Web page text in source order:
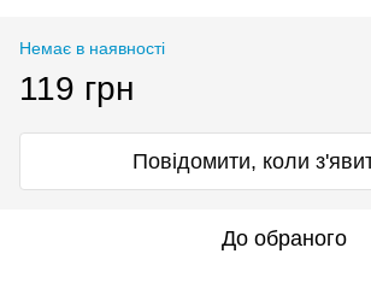
Немає в наявності
119 грн
Повідомити, коли
До обраного